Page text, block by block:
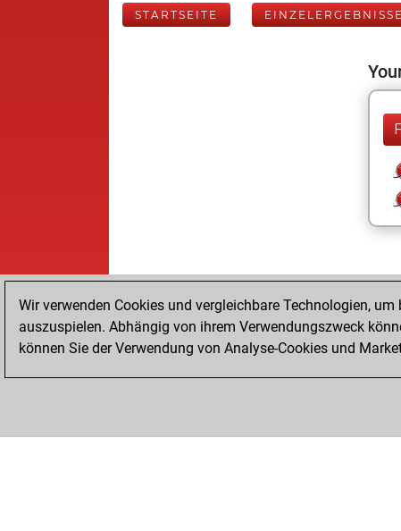
STARTSEITE
Wir verwenden Cookies und vergleichbare Technologien,
auszuspielen. Abhängig von ihrem Verwendungszweck
können Sie der Verwendung von Analyse-Cookies und